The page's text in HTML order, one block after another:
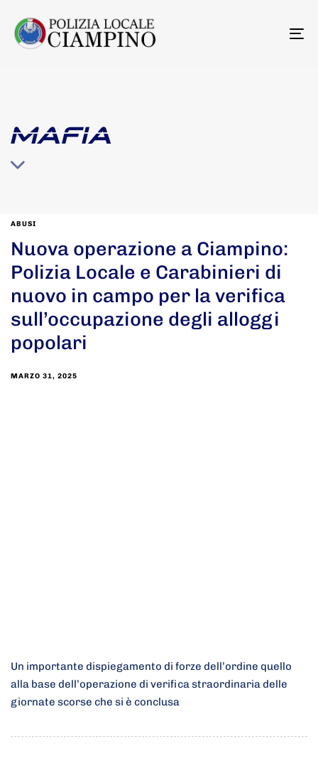
MAFIA
ABUSI
Nuova operazione a Ciampino:
Polizia Locale e Carabinieri di
nuovo in campo per la verifica
sull’occupazione degli alloggi
popolari
MARZO 31, 2025
Un importante dispiegamento di forze dell’ordine quello
alla base dell’operazione di verifica straordinaria delle
giornate scorse che si è conclusa